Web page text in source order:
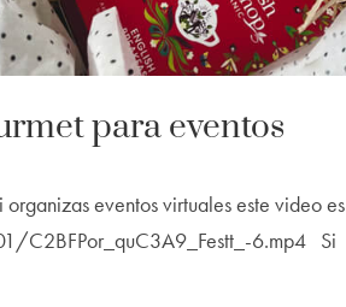
para eventos
eventos virtuales este video es
6.mp4 Si